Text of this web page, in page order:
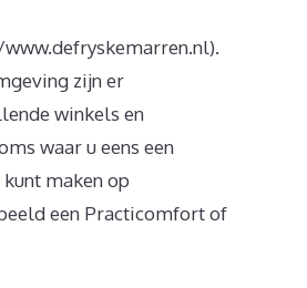
zijn er
winkels en
waar u eens een
maken op
een Practicomfort of